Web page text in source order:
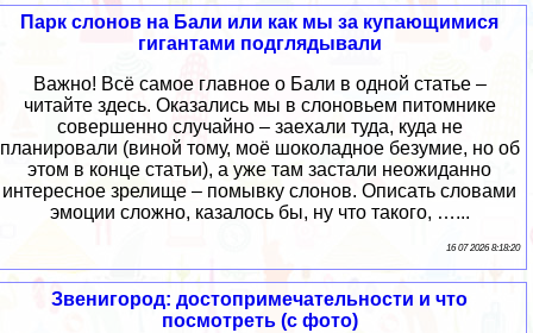
Парк слонов на Бали или как мы за купающимися
гигантами подглядывали
Важно! Всё самое главное о Бали в одной статье –
читайте здесь. Оказались мы в слоновьем питомнике
совершенно случайно – заехали туда, куда не
планировали (виной тому, моё шоколадное безумие, но об
этом в конце статьи), а уже там застали неожиданно
интересное зрелище – помывку слонов. Описать словами
эмоции сложно, казалось бы, ну что такого, …...
16 07 2026 8:18:20
Звенигород: достопримечательности и что
посмотреть (с фото)